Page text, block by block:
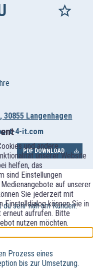
und andere
unserer Website
helfen, das
sind Einstellungen
auf unserer
Sie jederzeit mit
können Sie in
erneut aufrufen. Bitte
nutzen möchten.
Langenhagen
4-it.com
PDF DOWNLOAD
sehr nah am Kunden:
Prozess eines
bis zur Umsetzung.